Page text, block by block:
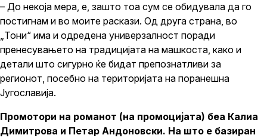
– До некоја мера, е, зашто тоа сум се обидувала да го
постигнам и во моите раскази. Од друга страна, во
„Тони“ има и одредена универзалност поради
пренесувањето на традицијата на машкоста, како и
детали што сигурно ќе бидат препознатливи за
регионот, посебно на територијата на поранешна
Југославија.
Промотори на романот (на промоцијата) беа Калиа
Димитрова и Петар Андоновски. На што е базиран